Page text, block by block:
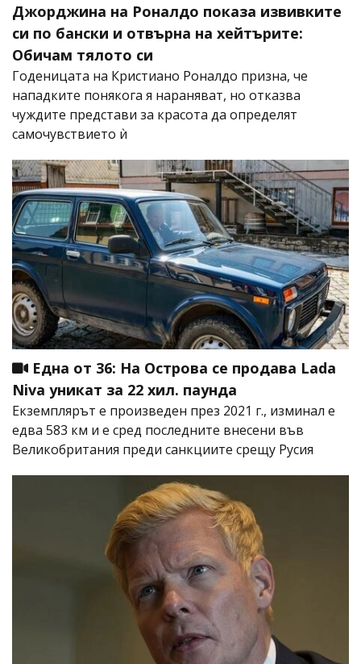
Джорджина на Роналдо показа извивките
си по бански и отвърна на хейтърите:
Обичам тялото си
Годеницата на Кристиано Роналдо призна, че
нападките понякога я нараняват, но отказва
чуждите представи за красота да определят
самочувствието ѝ
Една от 36: На Острова се продава Lada
Niva уникат за 22 хил. паунда
Екземплярът е произведен през 2021 г., изминал е
едва 583 км и е сред последните внесени във
Великобритания преди санкциите срещу Русия